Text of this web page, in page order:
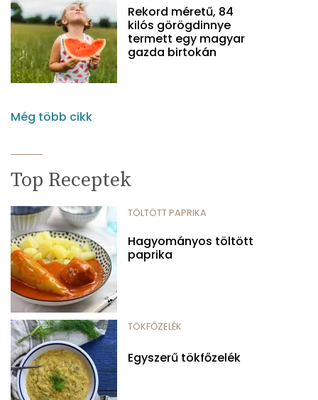
Rekord méretű, 84
kilós görögdinnye
termett egy magyar
gazda birtokán
Még több cikk
Top Receptek
TÖLTÖTT PAPRIKA
Hagyományos töltött
paprika
TÖKFŐZELÉK
Egyszerű tökfőzelék